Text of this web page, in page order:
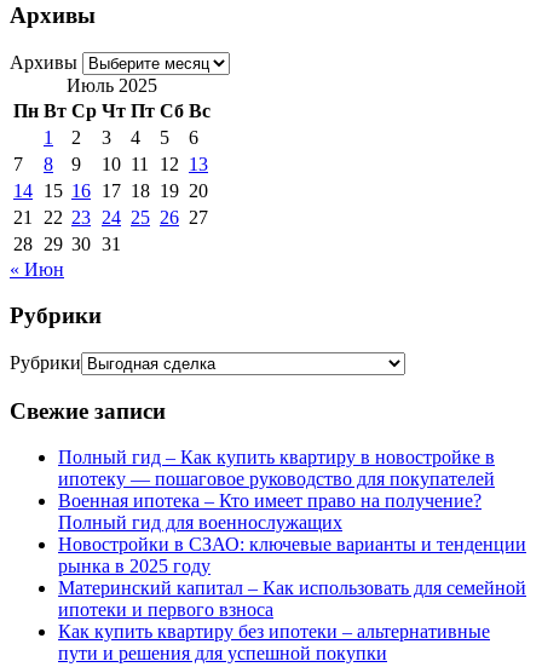
Архивы
Архивы
Июль 2025
Пн Вт Ср Чт Пт Сб Вс
1
2 3 4 5
6
7
8 9 10 11 12 13
14 15 16 17 18 19 20
21
22 23 24 25 26 27
28 29 30 31
« Июн
Рубрики
Рубрики
Свежие записи
Полный гид – Как купить квартиру в новостройке в
ипотеку — пошаговое руководство для покупателей
Военная ипотека – Кто имеет право на получение?
Полный гид для военнослужащих
Новостройки в СЗАО: ключевые варианты и тенденции
рынка в 2025 году
Материнский капитал – Как использовать для семейной
ипотеки и первого взноса
Как купить квартиру без ипотеки – альтернативные
пути и решения для успешной покупки